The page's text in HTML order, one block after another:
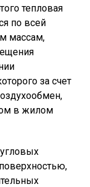
тепловая
по всей
массам,
за счет
в жилом